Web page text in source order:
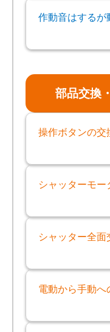
作動音はするが
部品交換
操作ボタンの交
シャッターモー
シャッター全面
電動から手動へ